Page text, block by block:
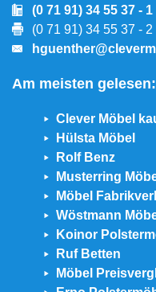
(0 71 91) 34 55 37 - 1
(0 71 91) 34 55 37 - 2
Am meisten gelesen:
Clever Möbel
Hülsta Möbel
Rolf Benz
Musterring
Möbel
Wöstmann
Koinor
Ruf Betten
Möbel